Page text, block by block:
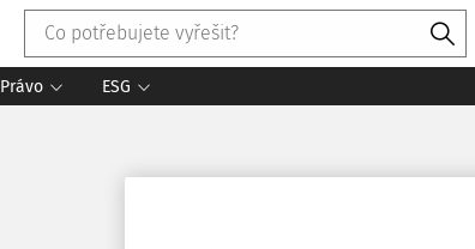
Právo ESG